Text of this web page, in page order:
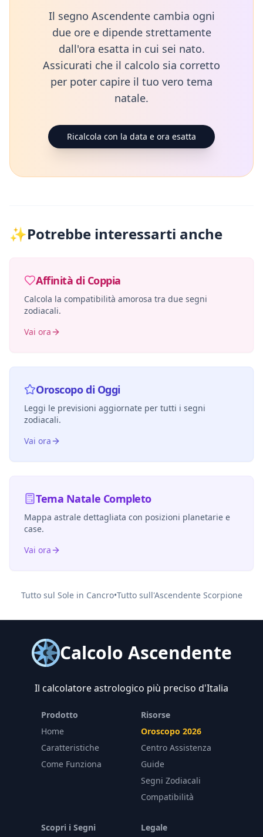
Il segno Ascendente cambia ogni
due ore e dipende strettamente
dall'ora esatta in cui sei nato.
Assicurati che il calcolo sia corretto
per poter capire il tuo vero tema
natale.
Ricalcola con la data e ora esatta
✨Potrebbe interessarti anche
Affinità di Coppia
Calcola la compatibilità amorosa tra due segni
zodiacali.
Vai ora
Oroscopo di Oggi
Leggi le previsioni aggiornate per tutti i segni
zodiacali.
Vai ora
Tema Natale Completo
Mappa astrale dettagliata con posizioni planetarie e
case.
Vai ora
Tutto sul Sole in Cancro•Tutto sull'Ascendente Scorpione
Calcolo Ascendente
Il calcolatore astrologico più preciso d'Italia
Prodotto
Home
Caratteristiche
Come Funziona
Risorse
Oroscopo 2026
Centro Assistenza
Guide
Segni Zodiacali
Compatibilità
Scopri i Segni Legale